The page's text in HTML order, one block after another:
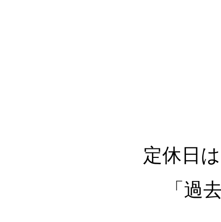
定休日
「過